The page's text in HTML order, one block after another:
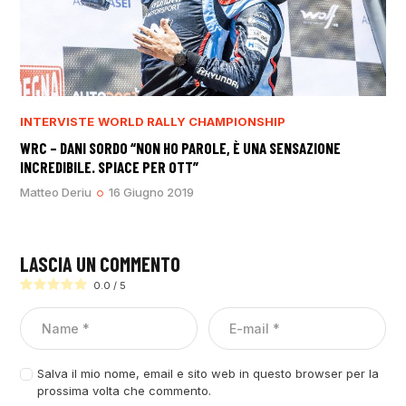
INTERVISTE WORLD RALLY CHAMPIONSHIP
WRC – DANI SORDO “NON HO PAROLE, È UNA SENSAZIONE
INCREDIBILE. SPIACE PER OTT”
Matteo Deriu 16 Giugno 2019
LASCIA UN COMMENTO
0.0 / 5
Salva il mio nome, email e sito web in questo browser per la
prossima volta che commento.